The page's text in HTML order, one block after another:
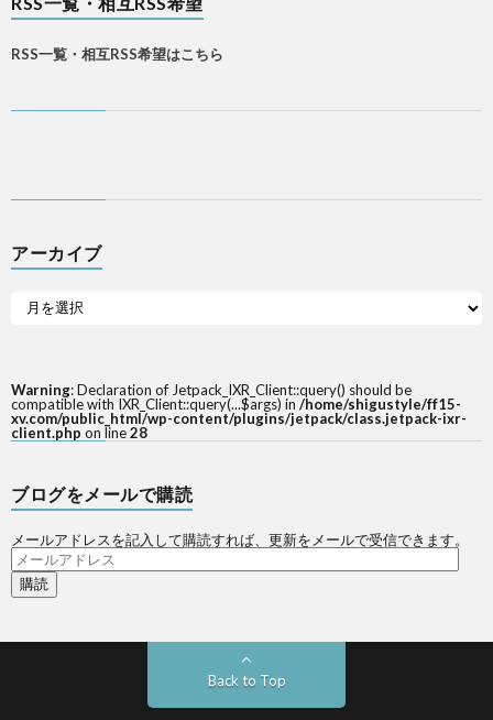
RSS一覧・相互RSS希望はこちら
アーカイブ
Warning: Declaration of Jetpack_IXR_Client::query() should be
compatible with IXR_Client::query(...$args) in /home/shigustyle/ff15-
xv.com/public_html/wp-content/plugins/jetpack/class.jetpack-ixr-
client.php on line28
ブログをメールで購読
メールアドレスを記入して購読すれば、更新をメールで受信できます。
メ
ー
ル
ア
ス
Back to Top